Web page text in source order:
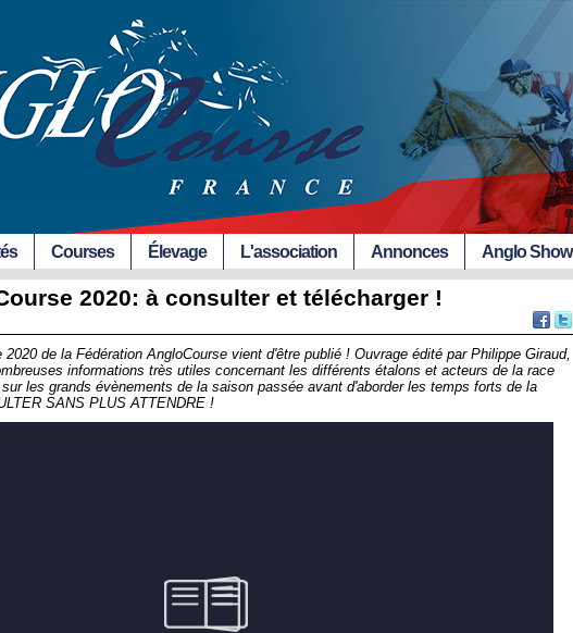
Courses Élevage L'association Annonces Anglo Show
2020: à consulter et télécharger !
de la Fédération AngloCourse vient d'être publié ! Ouvrage édité par Philippe Giraud,
informations très utiles concernant les différents étalons et acteurs de la race
les grands évènements de la saison passée avant d'aborder les temps forts de la
SANS PLUS ATTENDRE !